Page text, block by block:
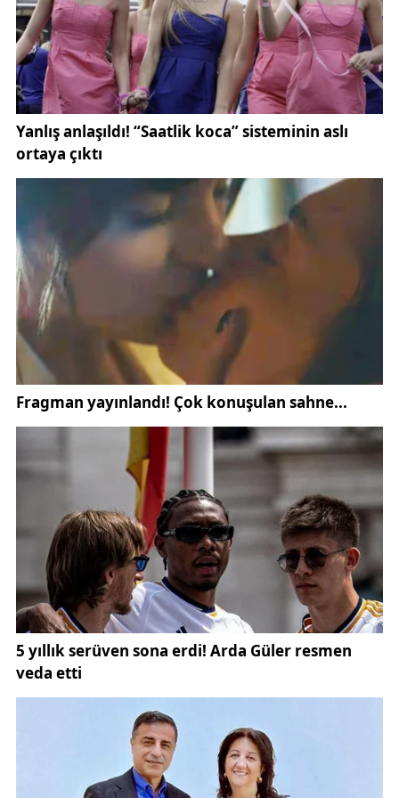
göre yapan çiftler, günün hem görsel olarak dikkat
çekici hem de hafızalarda kalıcı olduğunu ifade etti.
Sivas'taki güncel gelişmeleri takip etmek isteyen
vatandaşlar, Gündem Sivas ve yaşam haberleri
kategorilerindeki içeriklere yoğun ilgi göstermeye
devam ediyor.
Özel tarihler, son yıllarda evlilik hazırlığı yapan çiftler
arasında oldukça popüler hale geldi. Rakamların
sıralı olması ve kolay hatırlanabilmesi nedeniyle
tercih edilen bu günler, evlilik yıl dönümlerinin
unutulmamasına da katkı sağlıyor.
Sivas Belediyesi tarafından yürütülen evlendirme
işlemlerinde de bugün dikkat çeken bir hareketlilik
yaşandı. Resmi işlemler hakkında detaylı bilgilere
Sivas Belediyesi ve İçişleri Bakanlığı Nüfus ve
Vatandaşlık İşleri Genel Müdürlüğü resmi internet
sitelerinden ulaşılabiliyor.
Özellikle erkeklerin evlilik yıl dönümlerini unutma
ihtimaline karşı bu tür tarihlere yöneldiğini belirten
çiftler, 06.06.2026'nın bu açıdan oldukça avantajlı bir
tarih olduğunu dile getirdi.
Bugün nikâh masasına oturan çiftlerden Yiğithan
Bozdalı ve Ebrar Çakır, bu tarihi özellikle kolay
hatırlanabilir olması nedeniyle tercih ettiklerini
Çift, yaptıkları açıklamada şu ifadelere yer verdi:
"Ben biraz unutkan biriyim. 06.06.2026 tarihi sıralı